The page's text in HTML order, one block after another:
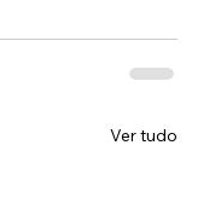
Ver tudo